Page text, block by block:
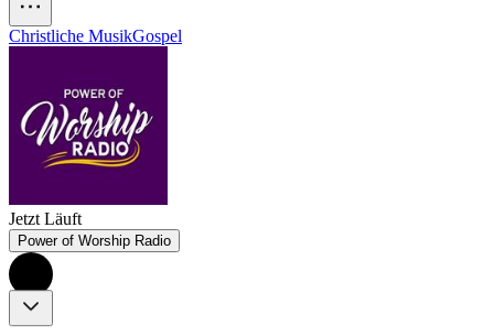
Christliche MusikGospel
Jetzt Läuft
Power of Worship Radio